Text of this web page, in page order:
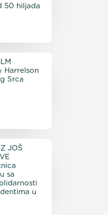
50 hiljada
Harrelson
Srca
JOŠ
sa
u